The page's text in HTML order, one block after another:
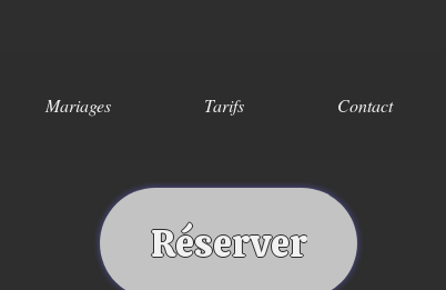
Mariages Tarifs Contact
Réserver